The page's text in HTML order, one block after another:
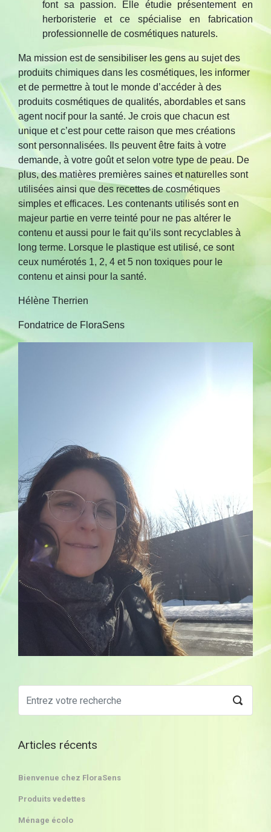
font sa passion. Elle étudie présentement en
herboristerie et ce spécialise en fabrication
professionnelle de cosmétiques naturels.
Ma mission est de sensibiliser les gens au sujet des
produits chimiques dans les cosmétiques, les informer
et de permettre à tout le monde d’accéder à des
produits cosmétiques de qualités, abordables et sans
agent nocif pour la santé. Je crois que chacun est
unique et c’est pour cette raison que mes créations
sont personnalisées. Ils peuvent être faits à votre
demande, à votre goût et selon votre type de peau. De
plus, des matières premières saines et naturelles sont
utilisées ainsi que des recettes de cosmétiques
simples et efficaces. Les contenants utilisés sont en
majeur partie en verre teinté pour ne pas altérer le
contenu et aussi pour le fait qu’ils sont recyclables à
long terme. Lorsque le plastique est utilisé, ce sont
ceux numérotés 1, 2, 4 et 5 non toxiques pour le
contenu et ainsi pour la santé.
Hélène Therrien
Fondatrice de FloraSens
Articles récents
Bienvenue chez FloraSens
Produits vedettes
Ménage écolo